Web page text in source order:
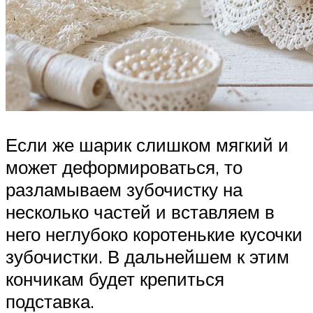
Если же шарик слишком мягкий и
может деформироваться, то
разламываем зубочистку на
несколько частей и вставляем в
него неглубоко коротенькие кусочки
зубочистки. В дальнейшем к этим
кончикам будет крепиться
подставка.